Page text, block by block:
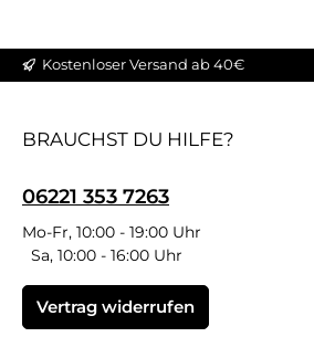
Kostenloser Versand ab 40€
BRAUCHST DU HILFE?
06221 353 7263
Mo-Fr, 10:00 - 19:00 Uhr
Sa, 10:00 - 16:00 Uhr
Vertrag widerrufen